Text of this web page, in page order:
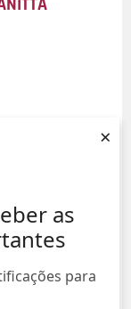
as
para
×